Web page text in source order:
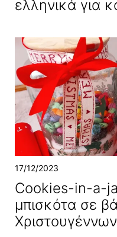
ελληνικά για
17/12/2023
Cookies-in-a-
μπισκότα σε
Χριστουγέννων